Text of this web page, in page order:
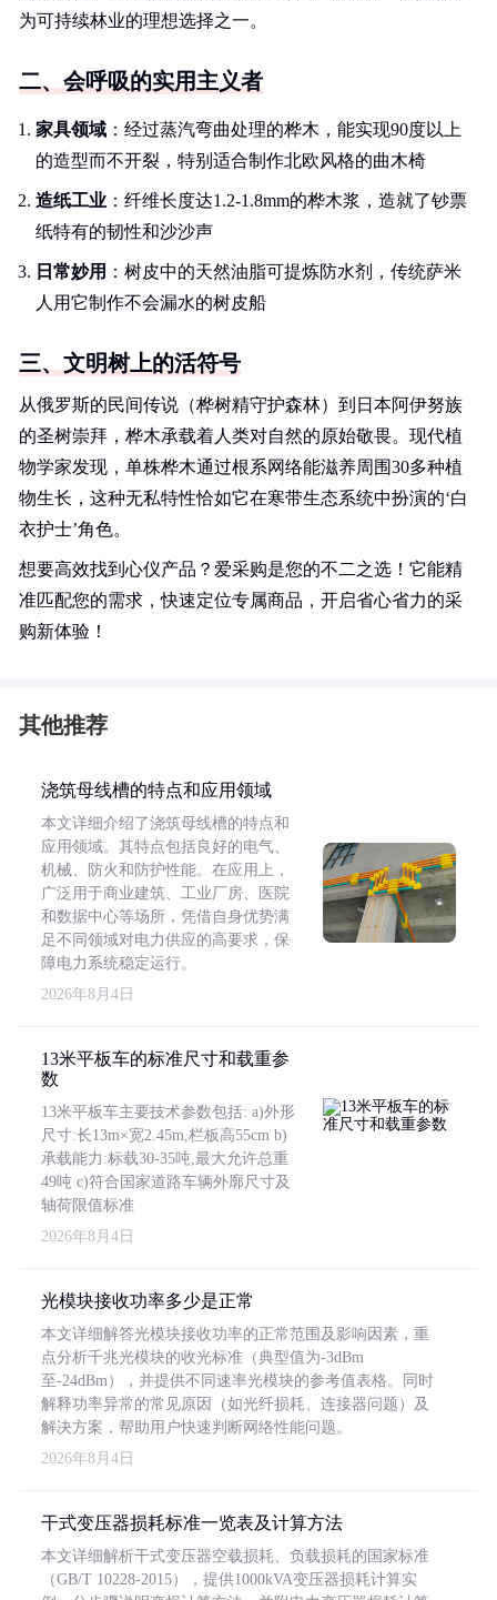
为可持续林业的理想选择之一。
二、会呼吸的实用主义者
家具领域 ：经过蒸汽弯曲处理的桦木，能实现90度以上
的造型而不开裂，特别适合制作北欧风格的曲木椅
造纸工业 ：纤维长度达1.2-1.8mm的桦木浆，造就了钞票
纸特有的韧性和沙沙声
日常妙用 ：树皮中的天然油脂可提炼防水剂，传统萨米
人用它制作不会漏水的树皮船
三、文明树上的活符号
从俄罗斯的民间传说（桦树精守护森林）到日本阿伊努族
的圣树崇拜，桦木承载着人类对自然的原始敬畏。现代植
物学家发现，单株桦木通过根系网络能滋养周围30多种植
物生长，这种无私特性恰如它在寒带生态系统中扮演的‘白
衣护士’角色。
想要高效找到心仪产品？爱采购是您的不二之选！它能精
准匹配您的需求，快速定位专属商品，开启省心省力的采
购新体验！
其他推荐
浇筑母线槽的特点和应用领域
本文详细介绍了浇筑母线槽的特点和
应用领域。其特点包括良好的电气、
机械、防火和防护性能。在应用上，
广泛用于商业建筑、工业厂房、医院
和数据中心等场所，凭借自身优势满
足不同领域对电力供应的高要求，保
障电力系统稳定运行。
2026年8月4日
13米平板车的标准尺寸和载重参
数
13米平板车主要技术参数包括: a)外形
尺寸:长13m×宽2.45m,栏板高55cm b)
承载能力:标载30-35吨,最大允许总重
49吨 c)符合国家道路车辆外廓尺寸及
轴荷限值标准
2026年8月4日
光模块接收功率多少是正常
本文详细解答光模块接收功率的正常范围及影响因素，重
点分析千兆光模块的收光标准（典型值为-3dBm
至-24dBm），并提供不同速率光模块的参考值表格。同时
解释功率异常的常见原因（如光纤损耗、连接器问题）及
解决方案，帮助用户快速判断网络性能问题。
2026年8月4日
干式变压器损耗标准一览表及计算方法
本文详细解析干式变压器空载损耗、负载损耗的国家标准
（GB/T 10228-2015），提供1000kVA变压器损耗计算实